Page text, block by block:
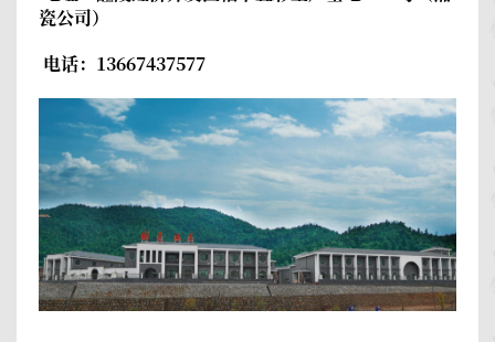
瓷公司）
电话：13667437577